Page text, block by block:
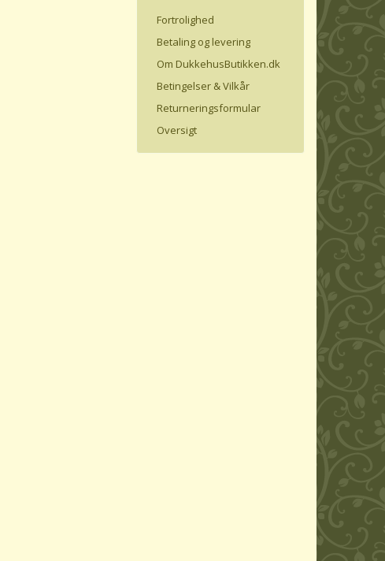
Fortrolighed
Betaling og levering
Om DukkehusButikken.dk
Betingelser & Vilkår
Returneringsformular
Oversigt